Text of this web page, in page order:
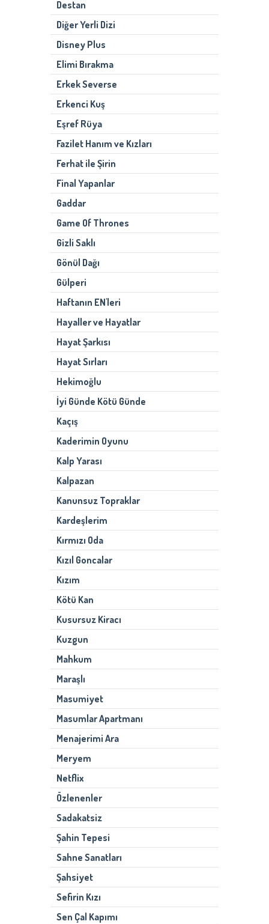
Destan
Diğer Yerli Dizi
Disney Plus
Elimi Bırakma
Erkek Severse
Erkenci Kuş
Eşref Rüya
Fazilet Hanım ve Kızları
Ferhat ile Şirin
Final Yapanlar
Gaddar
Game Of Thrones
Gizli Saklı
Gönül Dağı
Gülperi
Haftanın EN'leri
Hayaller ve Hayatlar
Hayat Şarkısı
Hayat Sırları
Hekimoğlu
İyi Günde Kötü Günde
Kaçış
Kaderimin Oyunu
Kalp Yarası
Kalpazan
Kanunsuz Topraklar
Kardeşlerim
Kırmızı Oda
Kızıl Goncalar
Kızım
Kötü Kan
Kusursuz Kiracı
Kuzgun
Mahkum
Maraşlı
Masumiyet
Masumlar Apartmanı
Menajerimi Ara
Meryem
Netflix
Özlenenler
Sadakatsiz
Şahin Tepesi
Sahne Sanatları
Şahsiyet
Sefirin Kızı
Sen Çal Kapımı